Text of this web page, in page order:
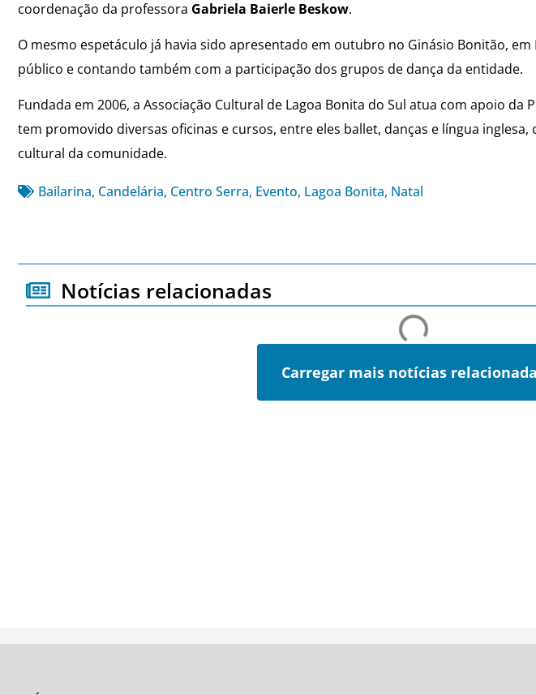
coordenação da professora Gabriela Baierle Beskow.
O mesmo espetáculo já havia sido apresentado em outubro no Ginásio Bonitão,
público e contando também com a participação dos grupos de dança da entidade.
Fundada em 2006, a Associação Cultural de Lagoa Bonita do Sul atua com apoio da
tem promovido diversas oficinas e cursos, entre eles ballet, danças e língua
cultural da comunidade.
Bailarina, Candelária, Centro Serra, Evento, Lagoa Bonita, Natal
Notícias relacionadas
Carregar mais notícias